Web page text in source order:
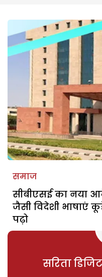
समाज
सीबीएसई का नया
जैसी विदेशी भाषाएं
पढ़ो
सरिता